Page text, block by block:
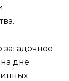
дне